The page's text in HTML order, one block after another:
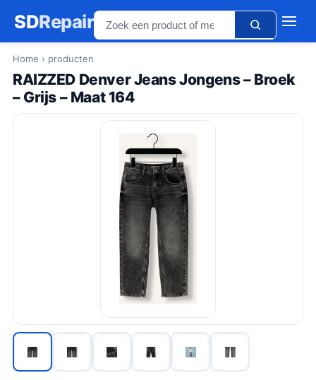
SDRepair
Home › producten
RAIZZED Denver Jeans Jongens – Broek
– Grijs – Maat 164